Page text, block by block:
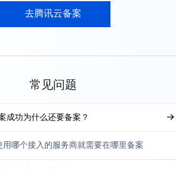
去腾讯云备案
常见问题
成功为什么还要备案？
哪个接入的服务商就需要在哪里备案